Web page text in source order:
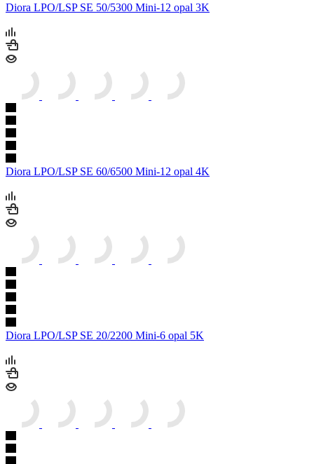
Diora LPO/LSP SE 50/5300 Mini-12 opal 3K
Diora LPO/LSP SE 60/6500 Mini-12 opal 4K
Diora LPO/LSP SE 20/2200 Mini-6 opal 5K